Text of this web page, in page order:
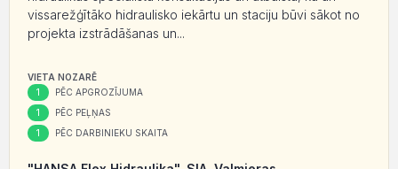
vissarežģītāko hidraulisko iekārtu un staciju būvi sākot no
projekta izstrādāšanas un...
VIETA NOZARĒ
1 PĒC APGROZĪJUMA
1 PĒC PEĻŅAS
1 PĒC DARBINIEKU SKAITA